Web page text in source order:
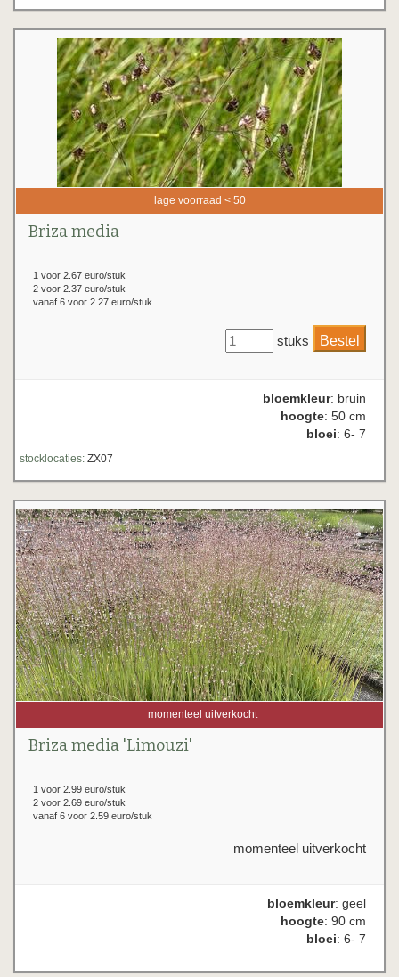
lage voorraad < 50
Briza media
1 voor 2.67 euro/stuk
2 voor 2.37 euro/stuk
vanaf 6 voor 2.27 euro/stuk
stuks
bloemkleur: bruin
hoogte: 50 cm
bloei: 6- 7
stocklocaties: ZX07
momenteel uitverkocht
Briza media 'Limouzi'
1 voor 2.99 euro/stuk
2 voor 2.69 euro/stuk
vanaf 6 voor 2.59 euro/stuk
momenteel uitverkocht
bloemkleur: geel
hoogte: 90 cm
bloei: 6- 7